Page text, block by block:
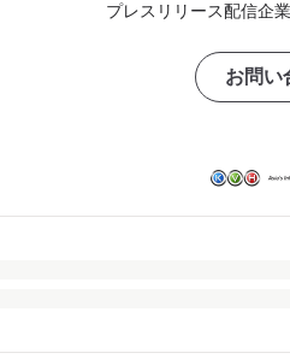
プレスリリース配信企
お問い